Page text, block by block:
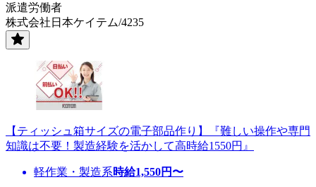
派遣労働者
株式会社日本ケイテム/4235
【ティッシュ箱サイズの電子部品作り】『難しい操作や専門
知識は不要！製造経験を活かして高時給1550円』
軽作業・製造系時給1,550円〜